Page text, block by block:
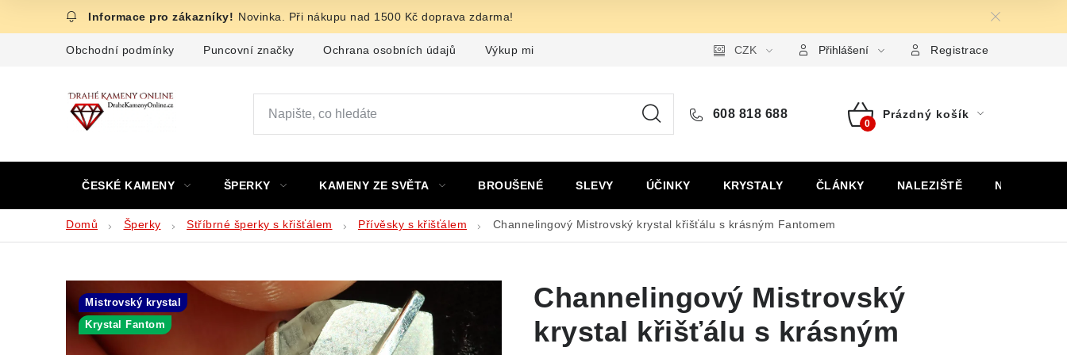
Novinka. Při nákupu nad 1500 Kč doprava zdarma!
Obchodní podmínky Puncovní značky Ochrana osobních údajů Výkup minerálů a drahých kamenů Formulář pro uplatnění reklamace Formulář pro odstoupení
CZK Přihlášení Registrace
608 818 688
Nákupní
Prázdný košík
ČESKÉ KAMENY ŠPERKY KAMENY ZE SVĚTA BROUŠENÉ SLEVY ÚČINKY KRYSTALY ČLÁNKY NALEZIŠTĚ NÁŠ PŘÍBĚH
Domů Šperky Stříbrné šperky s křišťálem Přívěsky s křišťálem Channelingový Mistrovský krystal křišťálu s krásným Fantomem
Channelingový Mistrovský
krystal křišťálu s krásným
Mistrovský krystal
Krystal Fantom